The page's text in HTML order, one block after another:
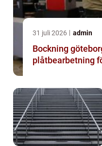
31 juli 2026 admin
Bockning göteborg
plåtbearbetning